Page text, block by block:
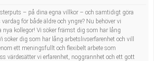
Socialpedagog
– på dina egna villkor – och samtidigt göra
för både äldre och yngre? Nu behöver vi
nya kollegor! Vi söker främst dig som har lång
söker dig som har lång arbetslivserfarenhet och vill
ett meningsfullt och flexibelt arbete som
värdesätter vi erfarenhet, noggrannhet och ett gott